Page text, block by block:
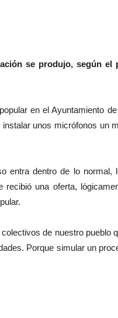
se produjo, según el
en el Ayuntamiento
instalar unos micrófonos un
entra dentro de lo normal,
una oferta,
de nuestro pueblo
Porque simular un